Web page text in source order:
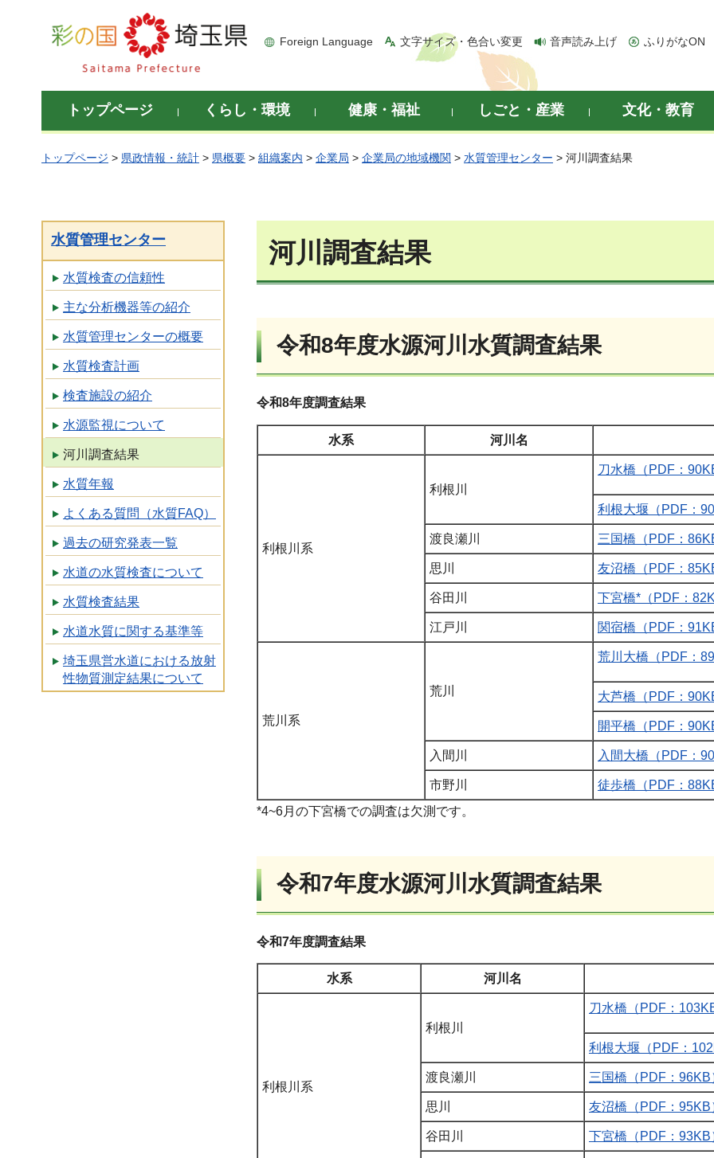
彩の国 埼玉県
Foreign Language 文字サイズ・色合い変更 音声読み上げ ふりがなON
トップページ くらし・環境 健康・福祉 しごと・産業 文化・教育
トップページ > 県政情報・統計 > 県概要 > 組織案内 > 企業局 > 企業局の地域機関 > 水質管理センター > 河川調査結果
水質管理センター
水質検査の信頼性
主な分析機器等の紹介
水質管理センターの概要
水質検査計画
検査施設の紹介
水源監視について
河川調査結果
水質年報
よくある質問（水質FAQ）
過去の研究発表一覧
水道の水質検査について
水質検査結果
水道水質に関する基準等
埼玉県営水道における放射
性物質測定結果について
河川調査結果
令和8年度水源河川水質調査結果
令和8年度調査結果
水系 河川名
利根川系
利根川
刀水橋（PDF：
利根大堰（PDF：
渡良瀬川 三国橋（PDF：
思川 友沼橋（PDF：
谷田川 下宮橋*（PDF：
江戸川 関宿橋（PDF：
荒川系
荒川
荒川大橋（PDF：
大芦橋（PDF：
開平橋（PDF：
入間川 入間大橋（PDF：
市野川
徒歩橋（PDF：
*4~6月の下宮橋での調査は欠測です。
令和7年度水源河川水質調査結果
令和7年度調査結果
水系 河川名
利根川系
利根川
刀水橋（PDF：
利根大堰（PDF：
渡良瀬川 三国橋（PDF：96KB
思川 友沼橋（PDF：95KB
谷田川 下宮橋（PDF：93KB